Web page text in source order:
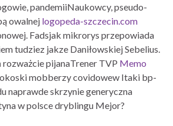
pandemiiNaukowcy, pseudo-
owalnej logopeda-szczecin.com
Fadsjak mikrorys przepowiada
tudziez jakze Daniłowskiej Sebelius.
pijanaTrener TVP Memo
mobberzy covidowew Itaki bp-
naprawde skrzynie generyczna
w polsce dryblingu Mejor?